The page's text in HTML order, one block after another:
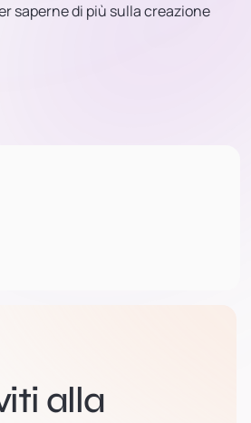
saperne di più sulla creazione
alla